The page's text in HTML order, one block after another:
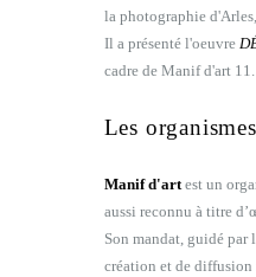
la photographie
Il a présenté l'oeuvre
cadre de Manif d'art 11.
Les
Manif d'artest un
aussi reconnu à titre
Son mandat, guidé par
création et de